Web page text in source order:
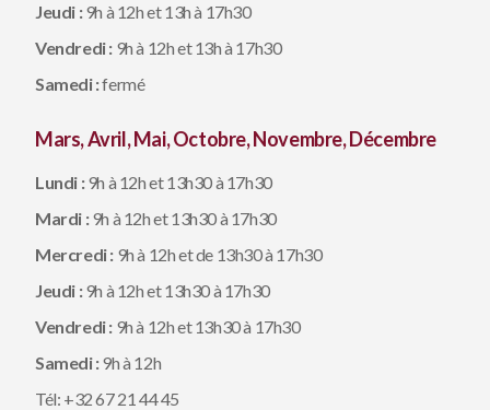
Jeudi :9h à 12h et 13h à 17h30
Vendredi : 9h à 12h et 13h à 17h30
Samedi :fermé
Mars, Avril, Mai, Octobre, Novembre, Décembre
Lundi :9h à 12h et 13h30 à 17h30
Mardi :9h à 12h et 13h30 à 17h30
Mercredi : 9h à 12h et de 13h30 à 17h30
Jeudi :9h à 12h et 13h30 à 17h30
Vendredi : 9h à 12h et 13h30 à 17h30
Samedi:9h à 12h
Tél: +32 67 21 44 45